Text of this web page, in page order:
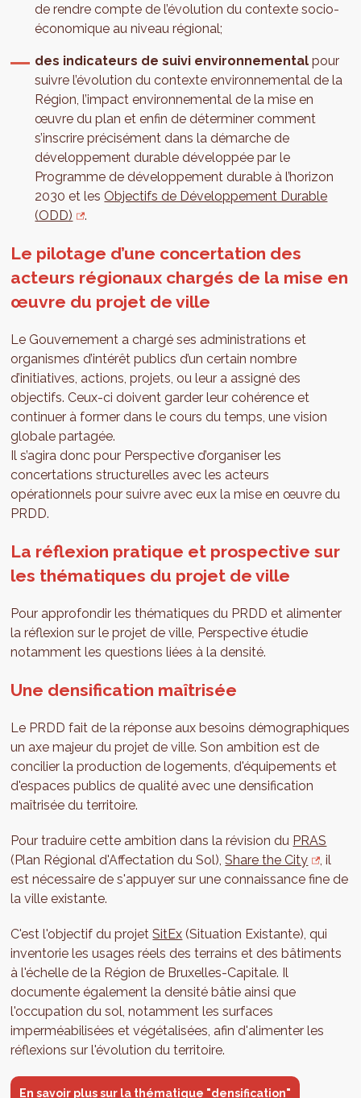
de rendre compte de l’évolution du contexte socio-
économique au niveau régional;
des indicateurs de suivi environnemental pour
suivre l’évolution du contexte environnemental de la
Région, l’impact environnemental de la mise en
œuvre du plan et enfin de déterminer comment
s’inscrire précisément dans la démarche de
développement durable développée par le
Programme de développement durable à l’horizon
2030 et les Objectifs de Développement Durable
(ODD)
.
Le pilotage d’une concertation des
acteurs régionaux chargés de la mise en
œuvre du projet de ville
Le Gouvernement a chargé ses administrations et
organismes d’intérêt publics d’un certain nombre
d’initiatives, actions, projets, ou leur a assigné des
objectifs. Ceux-ci doivent garder leur cohérence et
continuer à former dans le cours du temps, une vision
globale partagée.
Il s’agira donc pour Perspective d’organiser les
concertations structurelles avec les acteurs
opérationnels pour suivre avec eux la mise en œuvre du
PRDD.
La réflexion pratique et prospective sur
les thématiques du projet de ville
Pour approfondir les thématiques du PRDD et alimenter
la réflexion sur le projet de ville, Perspective étudie
notamment les questions liées à la densité.
Une densification maîtrisée
Le PRDD fait de la réponse aux besoins démographiques
un axe majeur du projet de ville. Son ambition est de
concilier la production de logements, d'équipements et
d'espaces publics de qualité avec une densification
maîtrisée du territoire.
Pour traduire cette ambition dans la révision du PRAS
(Plan Régional d'Affectation du Sol),Share the City
, il
est nécessaire de s'appuyer sur une connaissance fine de
la ville existante.
C'est l'objectif du projetSitEx (Situation Existante), qui
inventorie les usages réels des terrains et des bâtiments
à l'échelle de la Région de Bruxelles-Capitale. Il
documente également la densité bâtie ainsi que
l'occupation du sol, notamment les surfaces
imperméabilisées et végétalisées, afin d'alimenter les
réflexions sur l'évolution du territoire.
En savoir plus sur la thématique "densification"